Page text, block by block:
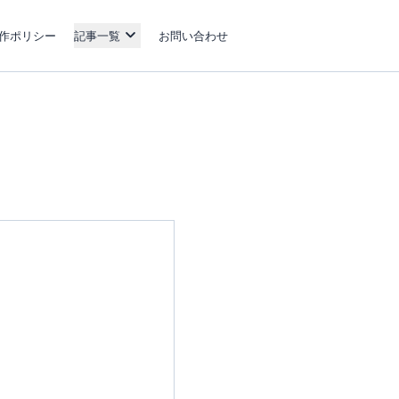
ポリシー 記事一覧 お問い合わせ